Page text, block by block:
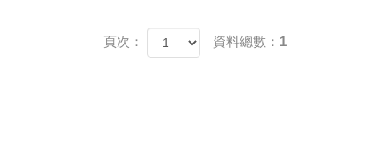
頁次： 資料總數：1